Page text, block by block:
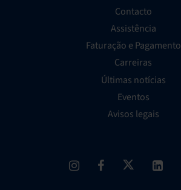
Contacto
Assistência
Faturação e Pagamento
Carreiras
Últimas notícias
Eventos
Avisos legais